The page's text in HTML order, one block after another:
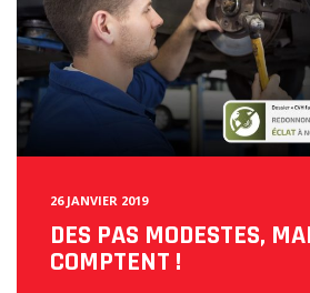
26 JANVIER 2019
DES PAS MODESTES,
COMPTENT !